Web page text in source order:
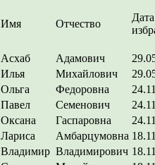
Имя Отчество
Дата
Асхаб Адамович
Илья Михайлович
Ольга Федоровна
Павел Семенович
Оксана Гаспаровна
Лариса Амбарцумовна
Владимир Владимирович